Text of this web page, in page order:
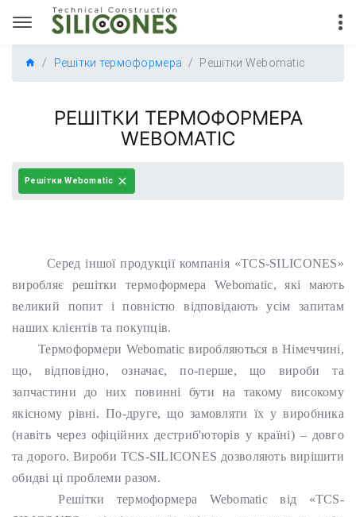
Решітки термоформера Решітки Webomatic
РЕШІТКИ ТЕРМОФОРМЕРА
WEBOMATIC
Решітки Webomatic
Серед іншої продукції компанія «TCS-SILICONES»
виробляє решітки термоформера Webomatic, які мають
великий попит і повністю відповідають усім запитам
наших клієнтів та покупців.
Термоформери Webomatic виробляються в Німеччині,
що, відповідно, означає, по-перше, що вироби та
запчастини до них повинні бути на такому високому
якісному рівні. По-друге, що замовляти їх у виробника
(навіть через офіційних дестриб'юторів у країні) – довго
та дорого. Вироби TCS-SILICONES дозволяють вирішити
обидві ці проблеми разом.
Решітки термоформера Webomatic від «TCS-